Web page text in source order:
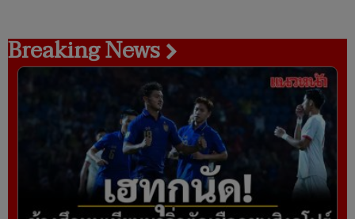
Breaking News